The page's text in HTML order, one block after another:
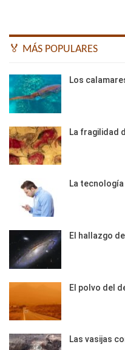
🏅 MÁS POPULARES
Los
La fragilidad
La
El hallazgo
El polvo del
Las vasijas